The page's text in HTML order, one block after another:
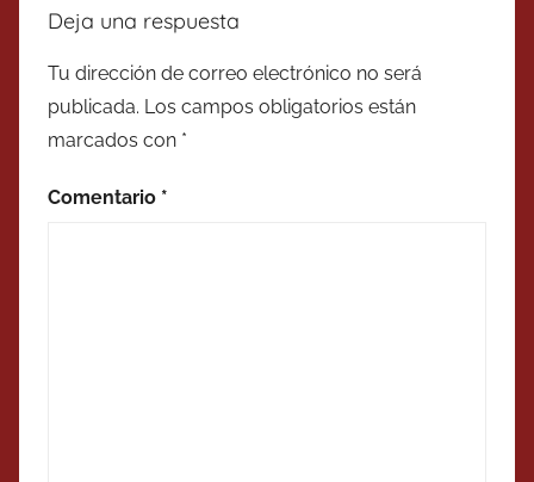
Deja una respuesta
Tu dirección de correo electrónico no será
publicada. Los campos obligatorios están
marcados con *
Comentario *